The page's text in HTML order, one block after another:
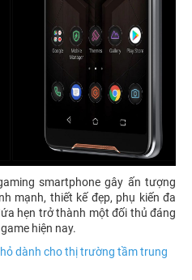
smartphone gây ấn tượng
mạnh, thiết kế đẹp, phụ kiến đa
hẹn trở thành một đối thủ đáng
hiện nay.
dành cho thị trường tầm trung